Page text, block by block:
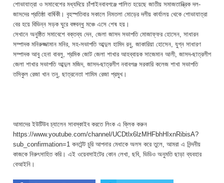
শোভাযাত্রা ও সমাবেশের মধ্যদিয়ে চাঁপাইনবাবগঞ্জে পালিত হয়েছে জাতীয় সমাজতান্ত্রিক দল-
জাসদের প্রতিষ্ঠা বার্ষিকী। বৃহস্পতিবার সকালে নিমতলা মোড়ের দলীয় কার্যালয় থেকে শোভাযাত্রা
বের হয়ে বিভিন্ন সড়ক ঘুরে বঙ্গবন্ধু মঞ্চে এসে শেষ হয়।
সেখানে অনুষ্ঠিত সমাবেশে বক্তব্য দেন, জেলা জাসদ সভাপতি মোজাফ্ফর হোসেন, সাধারন
সম্পাদক মনিরুজ্জামান মনির, সহ-সভাপতি আব্দুল হামিদ রনু, জাকারিয়া হোসেন, যুগ্ন সাধারণ
সম্পাদক আবু হেনা বাবলু, শ্রমিক জোট জেলা শাখার আহব্বায়ক সাজেমান আলী, জাসদ-ছাত্রলীগ
জেলা শাখার সভাপতি আব্দুল মজিদ, জাসদ-ছাত্রলীগ নবাবগঞ্জ সরকারি কলেজ শাখা সভাপতি
তসিকুল রেজা খান তনু, ছাত্রনেতা শামিম রেজা প্রমুখ।
আমাদের ইউটিউব চ্যালেন সাবস্কাইব করতে লিংক এ ক্লিক করুন
https://www.youtube.com/channel/UCDtlx6lzMHFbhHIxnRibisA?
sub_confirmation=1 কনটেন্ট চুরি আপনার মেধাকে অলস করে তুলে, আমরা এ নিন্দনীয়
কাজকে নিরুৎসাহিত করি। এই ওয়েবসাইটের কোন লেখা, ছবি, ভিডিও অনুমতি ছাড়া ব্যবহার
বেআইনি।